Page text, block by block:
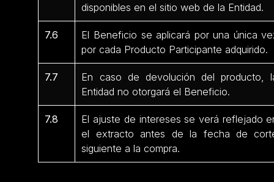
disponibles en el sitio web de la Entidad.
7.6
El Beneficio se aplicará por una única
por cada Producto Participante adquirido.
7.7
En caso de devolución del producto,
Entidad no otorgará el Beneficio.
7.8
El ajuste de intereses se verá reflejado
el extracto antes de la fecha de
siguiente a la compra.